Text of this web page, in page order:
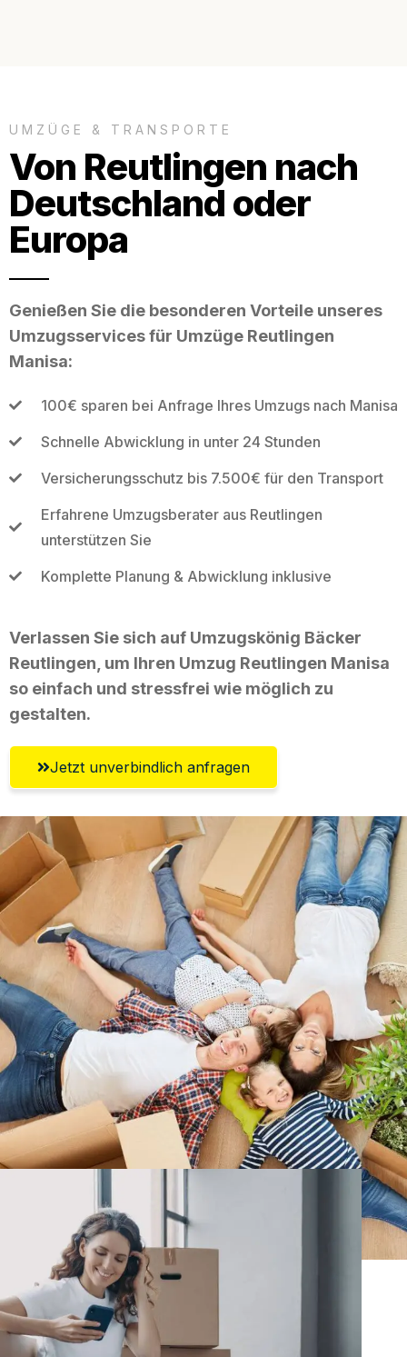
UMZÜGE & TRANSPORTE
Von Reutlingen nach
Deutschland oder
Europa
Genießen Sie die besonderen Vorteile unseres
Umzugsservices für Umzüge Reutlingen
Manisa:
100€ sparen bei Anfrage Ihres Umzugs nach Manisa
Schnelle Abwicklung in unter 24 Stunden
Versicherungsschutz bis 7.500€ für den Transport
Erfahrene Umzugsberater aus Reutlingen
unterstützen Sie
Komplette Planung & Abwicklung inklusive
Verlassen Sie sich auf Umzugskönig Bäcker
Reutlingen, um Ihren Umzug Reutlingen Manisa
so einfach und stressfrei wie möglich zu
gestalten.
Jetzt unverbindlich anfragen